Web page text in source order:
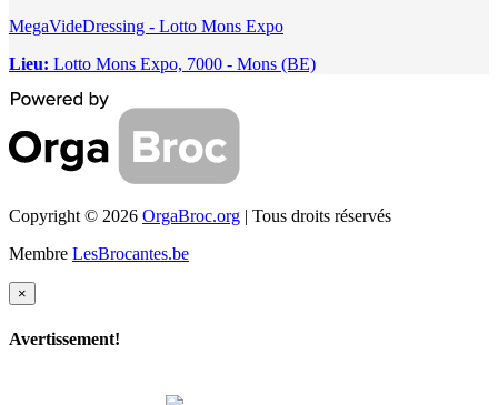
MegaVideDressing - Lotto Mons Expo
Lieu: Lotto Mons Expo, 7000 - Mons (BE)
Copyright © 2026 OrgaBroc.org | Tous droits réservés
Membre LesBrocantes.be
×
Avertissement!